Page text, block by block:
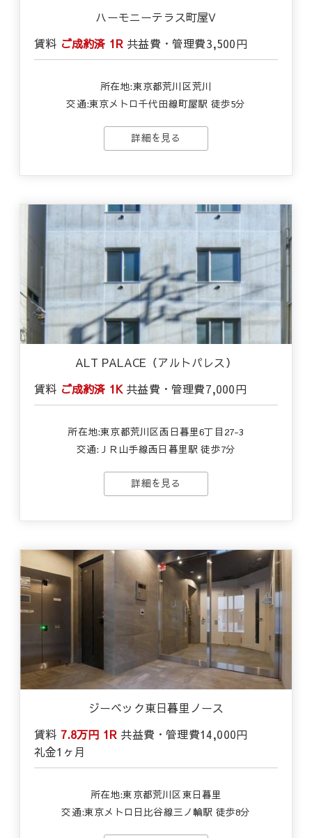
ハーモニーテラス町屋Ⅴ
賃料 ご成約済 1R 共益費・管理費3,500円
所在地:東京都荒川区荒川
交通:東京メトロ千代田線町屋駅 徒歩5分
詳細を見る
ALT PALACE（アルトパレス）
賃料 ご成約済 1K 共益費・管理費7,000円
所在地:東京都荒川区西日暮里6丁目27-3
交通:ＪＲ山手線西日暮里駅 徒歩7分
詳細を見る
ジーベック東日暮里ノース
賃料 7.8万円 1R 共益費・管理費14,000円
礼金1ヶ月
所在地:東京都荒川区東日暮里
交通:東京メトロ日比谷線三ノ輪駅 徒歩8分